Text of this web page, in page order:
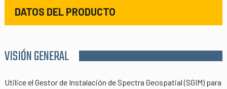
DATOS DEL PRODUCTO
VISIÓN GENERAL
Utilice el Gestor de Instalación de Spectra Geospatial (SGIM) para